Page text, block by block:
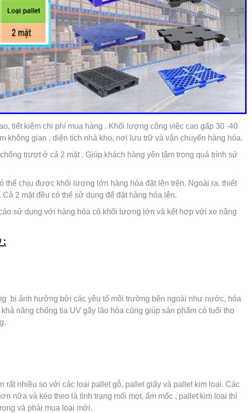
tiết kiệm chi phí mua hàng . Khối lượng công việc cao gấp 30 -40
không gian , diện tích nhà kho, nơi lưu trữ và vận chuyển hàng hóa.
trượt ở cả 2 mặt . Giúp khách hàng yên tâm trong quá trình sử
thể chịu được khối lượng lớn hàng hóa đặt lên trên. Ngoài ra, thiết
2 mặt đều có thể sử dụng để đặt hàng hóa lên.
sử dụng với hàng hóa có khối lượng lớn và kết hợp với xe nâng
:
bị ảnh hưởng bởi các yêu tố môi trường bên ngoài như nước, hóa
năng chống tia UV gây lão hóa cũng giúp sản phẩm có tuổi thọ
rất nhiều so với các loại pallet gỗ, pallet giấy và pallet kim loại. Các
nữa và kéo theo là tình trạng mối mọt, ẩm mốc , pallet kim loại thì
và phải mua loại mới.